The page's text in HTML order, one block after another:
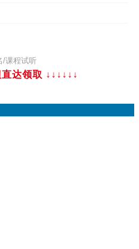
/课程试听
达领取 ↓↓↓ ↓↓↓